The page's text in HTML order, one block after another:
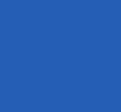
针轮减速机
减速机（减
速机，T系
器）、S系
系列螺旋锥